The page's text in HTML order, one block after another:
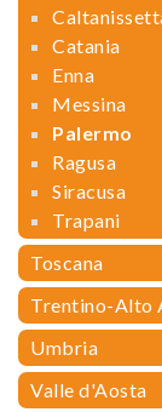
Catania
Enna
Messina
Palermo
Ragusa
Siracusa
Trapani
Toscana
Trentino-Alto
Umbria
Valle d'Aosta